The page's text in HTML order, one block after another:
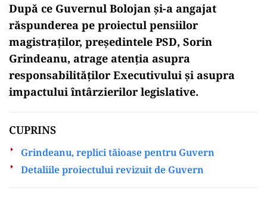
După ce Guvernul Bolojan și-a angajat
răspunderea pe proiectul pensiilor
magistraților, președintele PSD, Sorin
Grindeanu, atrage atenția asupra
responsabilităților Executivului și asupra
impactului întârzierilor legislative.
CUPRINS
Grindeanu, replici tăioase pentru Guvern
Detaliile proiectului revizuit de Guvern